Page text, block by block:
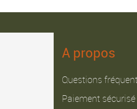
A propos
Questions
Paiement sécurisé